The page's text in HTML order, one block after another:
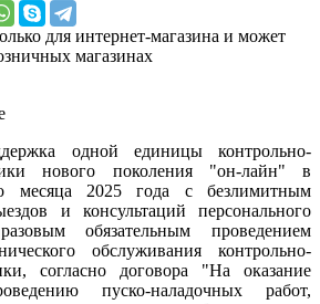
для интернет-магазина и может
магазинах
одной единицы контрольно-
нового поколения "он-лайн" в
месяца 2025 года с безлимитным
и консультаций персонального
обязательным проведением
обслуживания контрольно-
согласно договора "На оказание
пуско-наладочных работ,